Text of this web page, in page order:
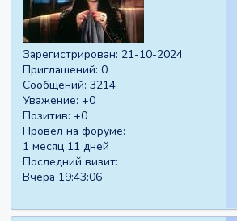
Зарегистрирован: 21-10-2024
Приглашений: 0
Сообщений: 3214
Уважение: +0
Позитив: +0
Провел на форуме:
1 месяц 11 дней
Последний визит:
Вчера 19:43:06